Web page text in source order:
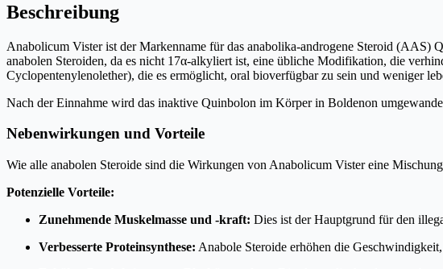
Beschreibung
Anabolicum Vister ist der Markenname für das anabolika-androgene Steroid
anabolen Steroiden, da es nicht 17α-alkyliert ist, eine übliche Modifikation, die
Cyclopentenylenolether), die es ermöglicht, oral bioverfügbar zu sein und weniger
Nach der Einnahme wird das inaktive Quinbolon im Körper in Boldenon
Nebenwirkungen und Vorteile
Wie alle anabolen Steroide sind die Wirkungen von Anabolicum Vister eine
Potenzielle Vorteile:
Zunehmende Muskelmasse und -kraft: Dies ist der Hauptgrund für den
Verbesserte Proteinsynthese: Anabole Steroide erhöhen die